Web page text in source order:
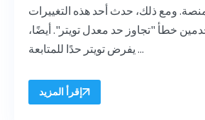
ومع ذلك، حدث أحد هذه التغييرات
خطأ "تجاوز حد معدل تويتر". أيضًا،
يفرض تويتر حدًا للمتابعة ...
إقرأ المزيد